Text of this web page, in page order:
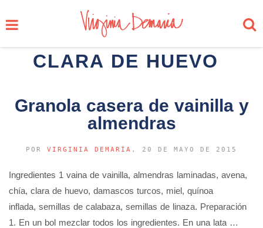
CLARA DE HUEVO
Granola casera de vainilla y
almendras
POR VIRGINIA DEMARÍA , 20 DE MAYO DE 2015
Ingredientes 1 vaina de vainilla, almendras laminadas, avena,
chía, clara de huevo, damascos turcos, miel, quínoa
inflada, semillas de calabaza, semillas de linaza. Preparación
1. En un bol mezclar todos los ingredientes. En una lata …